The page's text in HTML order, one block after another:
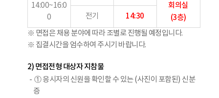
14:00~16:0
0
회의실
(3층)
전기 14:30
※ 면접은 채용 분야에 따라 조별로 진행될 예정입니다.
※ 집결시간을 엄수하여 주시기 바랍니다.
2) 면접전형 대상자 지참물
① 응시자의 신원을 확인할 수 있는 (사진이 포함된) 신분
증